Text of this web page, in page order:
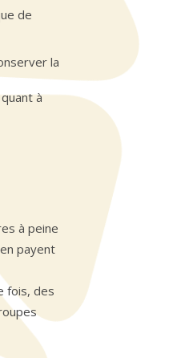
de
la
à
à peine
payent
fois, des